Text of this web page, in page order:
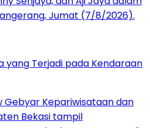
yang Terjadi pada Kendaraan